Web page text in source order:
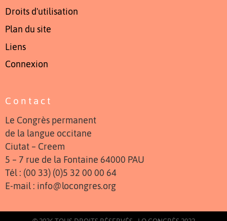
Droits d'utilisation
Plan du site
Liens
Connexion
Contact
Le Congrès permanent
de la langue occitane
Ciutat – Creem
5 – 7 rue de la Fontaine 64000 PAU
Tél : (00 33) (0)5 32 00 00 64
E-mail : info@locongres.org